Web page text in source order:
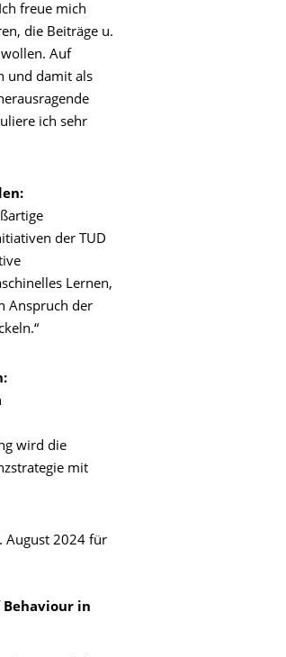
freue mich
die Beiträge u.
Auf
und damit als
ich sehr
der TUD
Lernen,
Anspruch der
wird die
mit
August 2024 für
Behaviour in